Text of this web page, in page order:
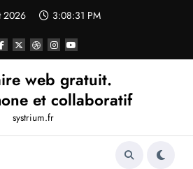
2026 3:08:31 PM
web gratuit.
et collaboratif
systrium.fr